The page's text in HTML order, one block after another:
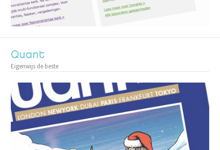
Quant
Eigenwijs de beste